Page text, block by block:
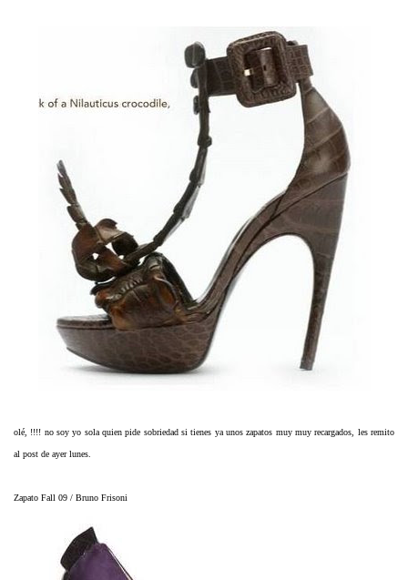
olé, !!!! no soy yo sola quien pide sobriedad si tienes ya unos zapatos muy muy recargados, les remito
al post de ayer lunes.
Zapato Fall 09 / Bruno Frisoni